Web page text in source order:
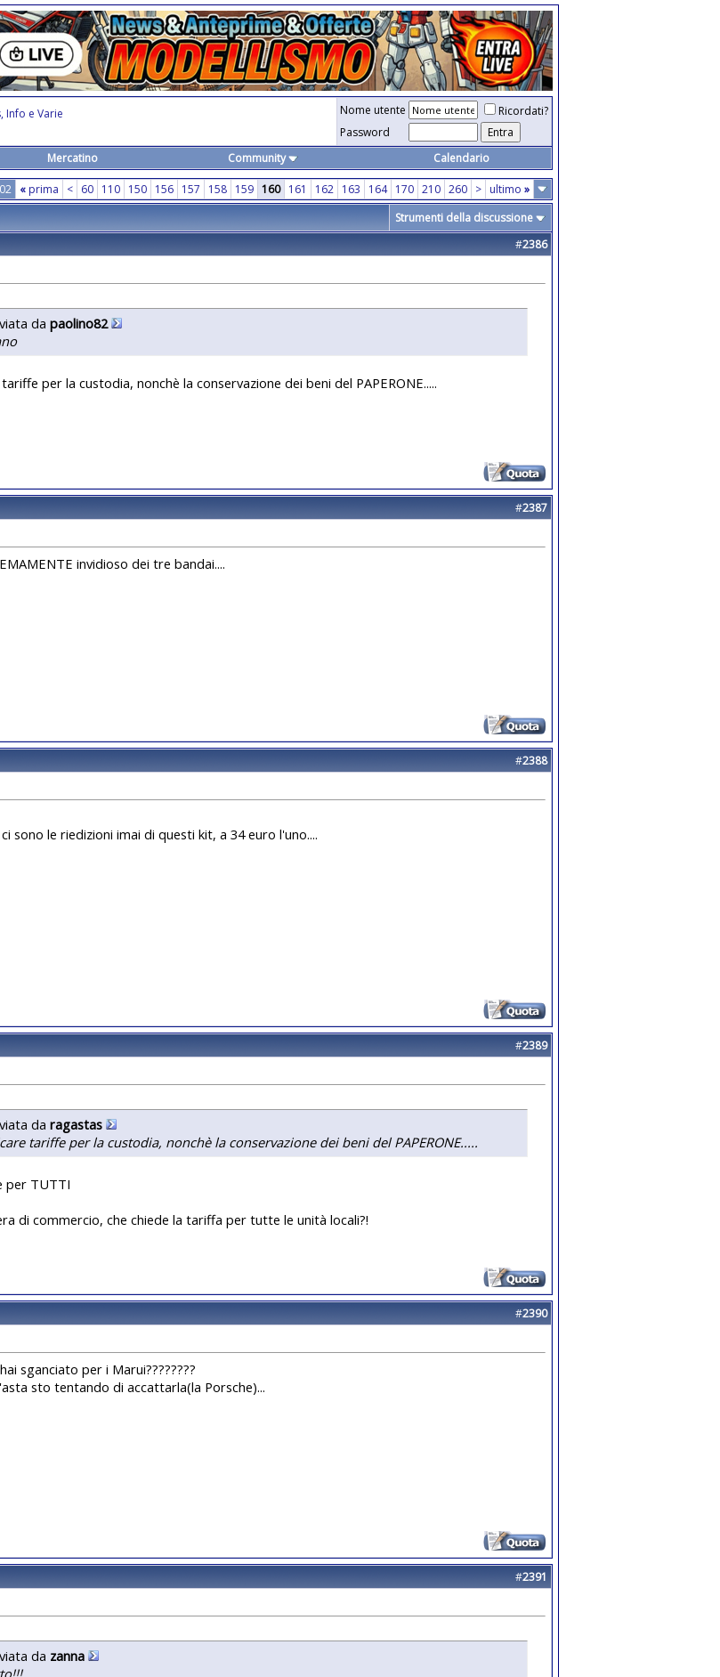
Info e Varie Nome utente
Ricordati?
Password
Mercatino Community Calendario
« prima < 60 110 150 156 157 158 159 160 161 162 163 164 170 210 260 > ultimo »
Strumenti della discussione
#2386
da paolino82
per la custodia, nonchè la conservazione dei beni del PAPERONE.....
#2387
invidioso dei tre bandai....
#2388
sono le riedizioni imai di questi kit, a 34 euro l'uno....
#2389
da ragastas
tariffe per la custodia, nonchè la conservazione dei beni del PAPERONE.....
per TUTTI
di commercio, che chiede la tariffa per tutte le unità locali?!
#2390
sganciato per i Marui????????
sto tentando di accattarla(la Porsche)...
#2391
da zanna